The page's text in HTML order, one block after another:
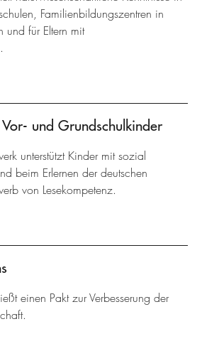
Familienbildungszentren in
und für Eltern mit
und Grundschulkinder
unterstützt Kinder mit sozial
beim Erlernen der deutschen
von Lesekompetenz.
einen Pakt zur Verbesserung der